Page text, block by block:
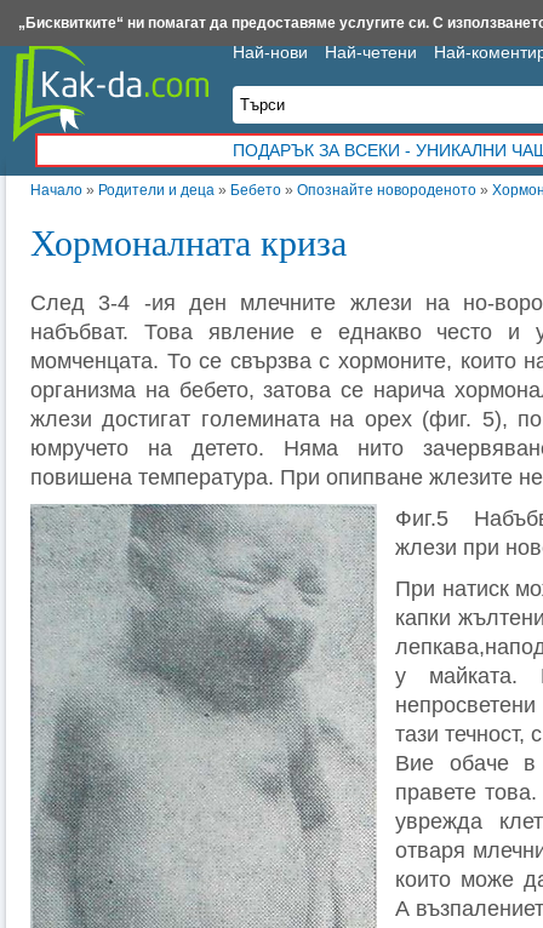
Начало » Родители и деца » Бебето » Опознайте новороденото »
Хормоналната криза
След 3-4 -ия ден млечните жлези на но-
набъбват. Това явление е еднакво често и
момченцата. То се свързва с хормоните, които
организма на бебето, затова се нарича
жлези достигат големината на орех (фиг. 5),
юмручето на детето. Няма нито
повишена температура. При опипване жлезите
Фиг.5
жлези при
При натиск
капки
у майката.
тази течност,
Вие обаче в
правете
уврежда
отваря
които може
А
Най-нови Най-четени Най-
ПОДАРЪК ЗА ВСЕКИ - УНИКАЛНИ
Insert.bg Framar.bg Kak-da.com Iztochnik.com BauBau.bg NewAge.bg
„Бисквитките“ ни помагат да предоставяме услугите си. С